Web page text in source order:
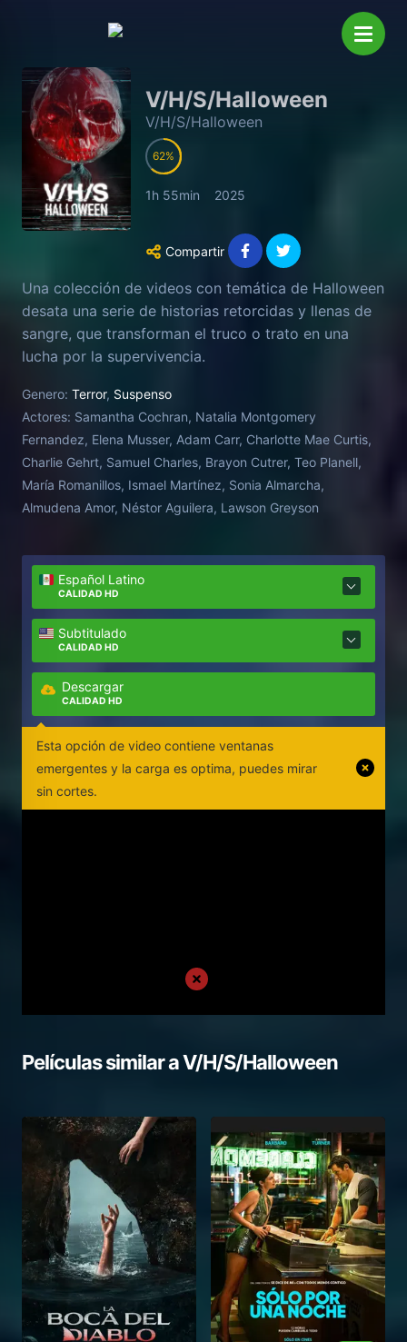
V/H/S/Halloween
V/H/S/Halloween
62
1h 55min 2025
Compartir
Una colección de videos con temática de Halloween
desata una serie de historias retorcidas y llenas de
sangre, que transforman el truco o trato en una
lucha por la supervivencia.
Genero: Terror, Suspenso
Actores: Samantha Cochran, Natalia Montgomery
Fernandez, Elena Musser, Adam Carr, Charlotte Mae Curtis,
Charlie Gehrt, Samuel Charles, Brayon Cutrer, Teo Planell,
María Romanillos, Ismael Martínez, Sonia Almarcha,
Almudena Amor, Néstor Aguilera, Lawson Greyson
Español Latino
CALIDAD HD
Subtitulado
CALIDAD HD
Descargar
CALIDAD HD
Esta opción de video contiene ventanas
emergentes y la carga es optima, puedes mirar
sin cortes.
Películas similar aV/H/S/Halloween